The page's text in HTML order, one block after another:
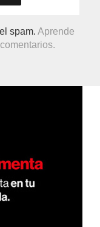
spam.Aprende